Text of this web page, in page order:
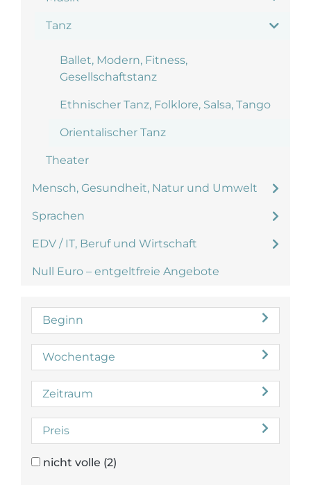
Tanz
Ballet, Modern, Fitness,
Gesellschaftstanz
Ethnischer Tanz, Folklore, Salsa, Tango
Orientalischer Tanz
Theater
Mensch, Gesundheit, Natur und Umwelt
Sprachen
EDV / IT, Beruf und Wirtschaft
Null Euro – entgeltfreie Angebote
Beginn
Wochentage
Zeitraum
Preis
nicht volle (2)